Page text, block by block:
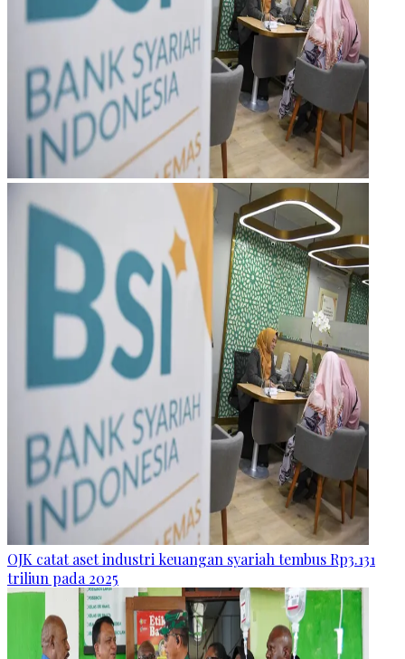
OJK catat aset industri keuangan syariah tembus Rp3.131
triliun pada 2025